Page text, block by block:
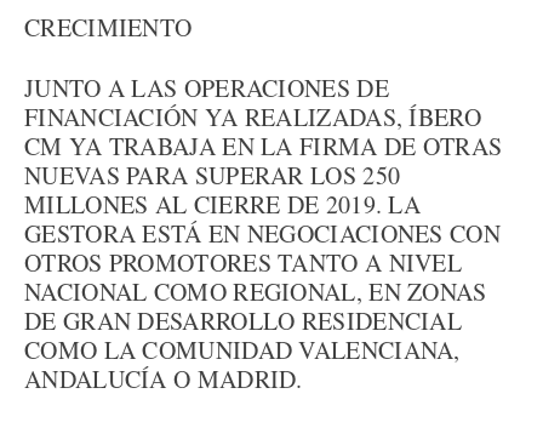
CRECIMIENTO
JUNTO A LAS OPERACIONES DE
FINANCIACIÓN YA REALIZADAS, ÍBERO
CM YA TRABAJA EN LA FIRMA DE OTRAS
NUEVAS PARA SUPERAR LOS 250
MILLONES AL CIERRE DE 2019. LA
GESTORA ESTÁ EN NEGOCIACIONES CON
OTROS PROMOTORES TANTO A NIVEL
NACIONAL COMO REGIONAL, EN ZONAS
DE GRAN DESARROLLO RESIDENCIAL
COMO LA COMUNIDAD VALENCIANA,
ANDALUCÍA O MADRID.